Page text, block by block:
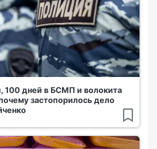
100 дней в БСМП и волокита
застопорилось дело